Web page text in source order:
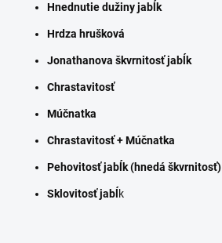
Hnednutie dužiny jabĺk
Hrdza hrušková
Jonathanova škvrnitosť jabĺk
Chrastavitosť
Múčnatka
Chrastavitosť + Múčnatka
Pehovitosť jabĺk (hnedá škvrnitosť)
Sklovitosť jabĺ k